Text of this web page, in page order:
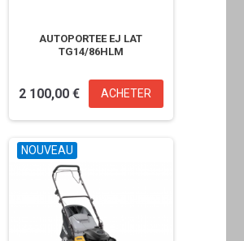
AUTOPORTEE EJ LAT
TG14/86HLM
2 100,00 € ACHETER
NOUVEAU